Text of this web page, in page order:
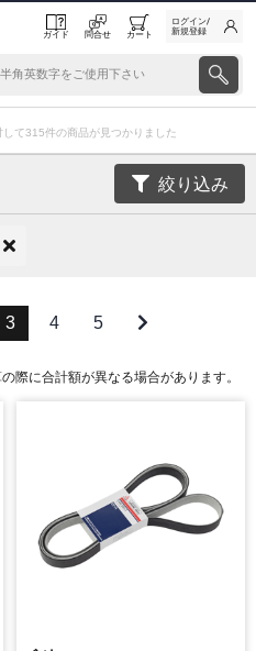
ガイド 問合せ カート
ログイン/
新規登録
して315件の商品が見つかりました
絞り込み
3 4 5
際に合計額が異なる場合があります。